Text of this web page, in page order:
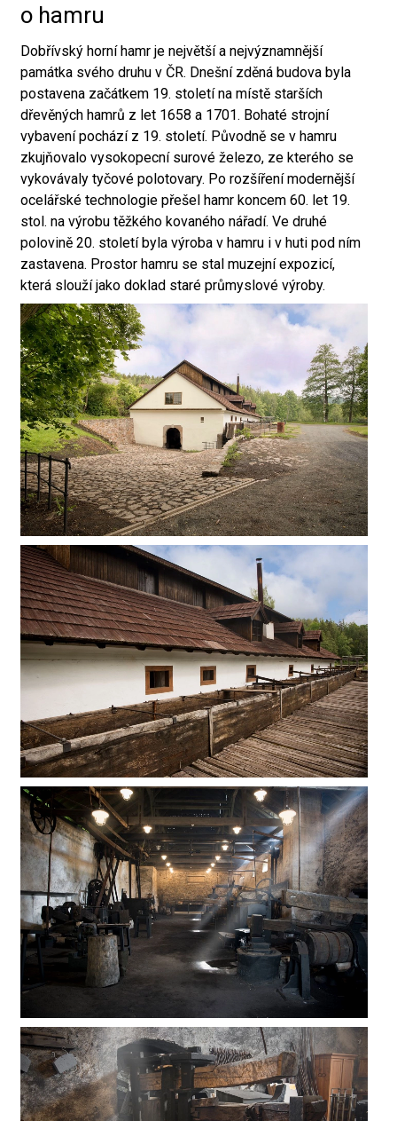
o hamru
Dobřívský horní hamr je největší a nejvýznamnější
památka svého druhu v ČR. Dnešní zděná budova byla
postavena začátkem 19. století na místě starších
dřevěných hamrů z let 1658 a 1701. Bohaté strojní
vybavení pochází z 19. století. Původně se v hamru
zkujňovalo vysokopecní surové železo, ze kterého se
vykovávaly tyčové polotovary. Po rozšíření modernější
ocelářské technologie přešel hamr koncem 60. let 19.
stol. na výrobu těžkého kovaného nářadí. Ve druhé
polovině 20. století byla výroba v hamru i v huti pod ním
zastavena. Prostor hamru se stal muzejní expozicí,
která slouží jako doklad staré průmyslové výroby.